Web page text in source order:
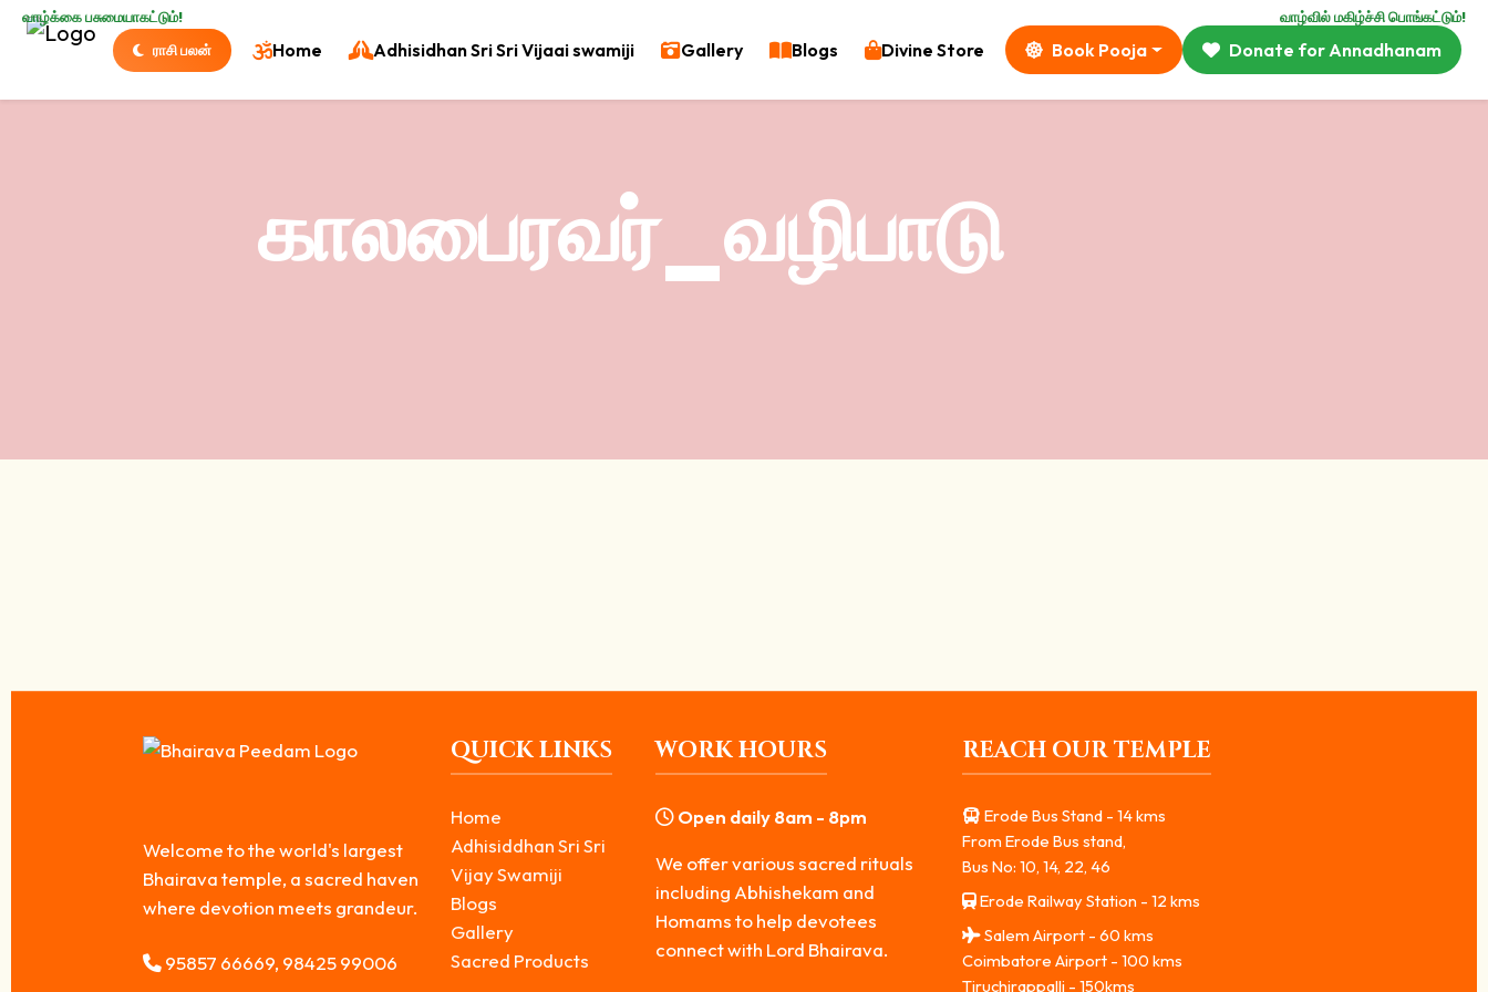
வாழ்க்கை பசுமையாகட்டும்! வாழ்வில் மகிழ்ச்சி பொங்கட்டும்!
ராசி பலன் Home Adhisidhan Sri Sri Vijaai swamiji Gallery Blogs Divine Store Book Pooja Donate for Annadhanam
காலபைரவர்_வழிபாடு
Welcome to the world's largest
Bhairava temple, a sacred haven
where devotion meets grandeur.
95857 66669, 98425 99006
QUICK LINKS
Home
Adhisiddhan Sri Sri
Vijay Swamiji
Blogs
Gallery
Sacred Products
WORK HOURS
Open daily 8am - 8pm
We offer various sacred rituals
including Abhishekam and
Homams to help devotees
connect with Lord Bhairava.
REACH OUR TEMPLE
Erode Bus Stand - 14 kms
From Erode Bus stand,
Bus No: 10, 14, 22, 46
Erode Railway Station - 12 kms
Salem Airport - 60 kms
Coimbatore Airport - 100 kms
Tiruchirappalli - 150kms